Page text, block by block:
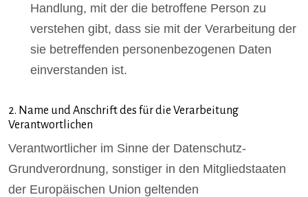
Handlung, mit der die betroffene Person zu
verstehen gibt, dass sie mit der Verarbeitung der
sie betreffenden personenbezogenen Daten
einverstanden ist.
2. Name und Anschrift des für die Verarbeitung
Verantwortlichen
Verantwortlicher im Sinne der Datenschutz-
Grundverordnung, sonstiger in den Mitgliedstaaten
der Europäischen Union geltenden